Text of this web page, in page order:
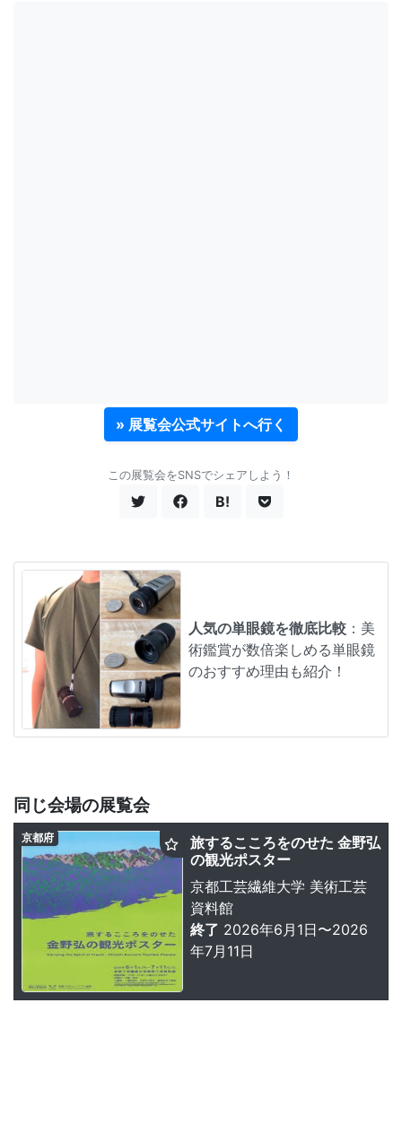
» 展覧会公式サイトへ行く
この展覧会をSNSでシェアしよう！
B!
人気の単眼鏡を徹底比較 ：美
術鑑賞が数倍楽しめる単眼鏡
のおすすめ理由も紹介！
同じ会場の展覧会
旅するこころをのせた 金野弘
の観光ポスター
京都工芸繊維大学 美術工芸
資料館
終了 2026年6月1日〜2026
年7月11日
京都府